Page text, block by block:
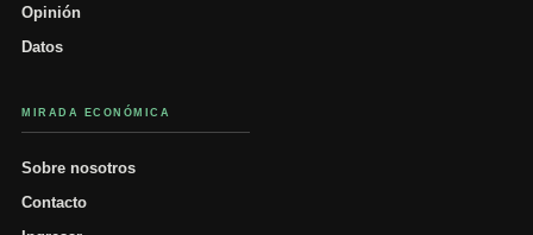
Opinión
Datos
MIRADA ECONÓMICA
Sobre nosotros
Contacto